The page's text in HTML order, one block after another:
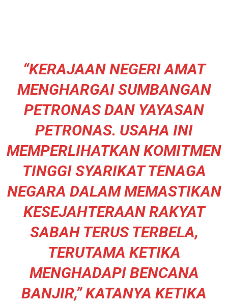
“KERAJAAN NEGERI AMAT
MENGHARGAI SUMBANGAN
PETRONAS DAN YAYASAN
PETRONAS. USAHA INI
MEMPERLIHATKAN KOMITMEN
TINGGI SYARIKAT TENAGA
NEGARA DALAM MEMASTIKAN
KESEJAHTERAAN RAKYAT
SABAH TERUS TERBELA,
TERUTAMA KETIKA
MENGHADAPI BENCANA
BANJIR,” KATANYA KETIKA